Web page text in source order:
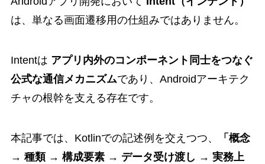
は、単なる画面遷移用の仕組みではありません。
Intentは アプリ内外のコンポーネント同士をつなぐ
公式な通信メカニズムであり、Androidアーキテク
チャの根幹を支える存在です。
本記事では、Kotlinでの記述例を交えつつ、
「概念
→ 種類 → 構成要素 → データ受け渡し → 実務上